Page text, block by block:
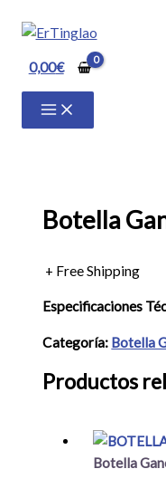
contenido
0,00€
Botella
+ Free Shipping
Especificaciones
Categoría: Botella
Productos
Botella